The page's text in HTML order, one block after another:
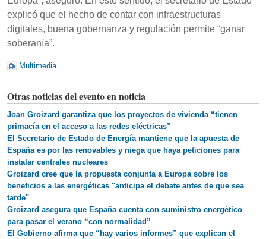
explicó que el hecho de contar con infraestructuras
digitales, buena gobernanza y regulación permite “ganar
soberanía”.
Multimedia
Otras noticias del evento en noticia
Joan Groizard garantiza que los proyectos de vivienda “tienen
primacía en el acceso a las redes eléctricas”
El Secretario de Estado de Energía mantiene que la apuesta de
España es por las renovables y niega que haya peticiones para
instalar centrales nucleares
Groizard cree que la propuesta conjunta a Europa sobre los
beneficios a las energéticas "anticipa el debate antes de que sea
tarde"
Groizard asegura que España cuenta con suministro energético
para pasar el verano “con normalidad”
El Gobierno afirma que “hay varios informes” que explican el